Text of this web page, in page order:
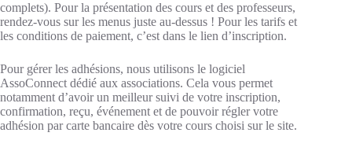
complets). Pour la présentation des cours et des professeurs,
rendez-vous sur les menus juste au-dessus ! Pour les tarifs et
les conditions de paiement, c’est dans le lien d’inscription.
Pour gérer les adhésions, nous utilisons le logiciel
AssoConnect dédié aux associations. Cela vous permet
notamment d’avoir un meilleur suivi de votre inscription,
confirmation, reçu, événement et de pouvoir régler votre
adhésion par carte bancaire dès votre cours choisi sur le site.